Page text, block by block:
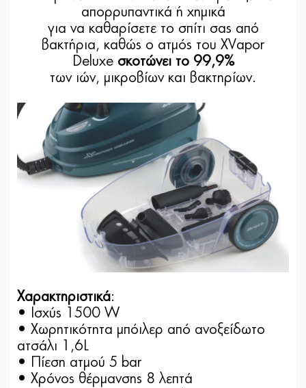
απορρυπαντικά ή χημικά
για να καθαρίσετε το σπίτι σας από
βακτήρια, καθώς ο ατμός του XVapor
Deluxe σκοτώνει το 99,9%
των ιών, μικροβίων και βακτηρίων.
Χαρακτηριστικά:
• Ισχύς 1500 W
• Χωρητικότητα μπόιλερ από ανοξείδωτο
ατσάλι 1,6L
• Πίεση ατμού 5 bar
• Χρόνος θέρμανσης 8 λεπτά